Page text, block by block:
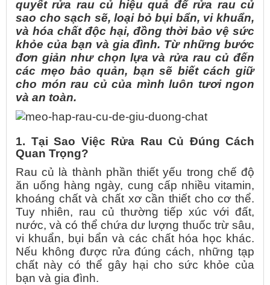
quyết rửa rau củ hiệu quả để rửa rau củ
sao cho sạch sẽ, loại bỏ bụi bẩn, vi khuẩn,
và hóa chất độc hại, đồng thời bảo vệ sức
khỏe của bạn và gia đình. Từ những bước
đơn giản như chọn lựa và rửa rau củ đến
các mẹo bảo quản, bạn sẽ biết cách giữ
cho món rau củ của mình luôn tươi ngon
và an toàn.
1. Tại Sao Việc Rửa Rau Củ Đúng Cách
Quan Trọng?
Rau củ là thành phần thiết yếu trong chế độ
ăn uống hàng ngày, cung cấp nhiều vitamin,
khoáng chất và chất xơ cần thiết cho cơ thể.
Tuy nhiên, rau củ thường tiếp xúc với đất,
nước, và có thể chứa dư lượng thuốc trừ sâu,
vi khuẩn, bụi bẩn và các chất hóa học khác.
Nếu không được rửa đúng cách, những tạp
chất này có thể gây hại cho sức khỏe của
bạn và gia đình.